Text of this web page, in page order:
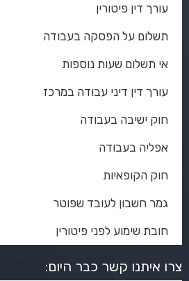
עורך דין פיטורין
תשלום על הפסקה בעבודה
אי תשלום שעות נוספות
עורך דין דיני עבודה במרכז
חוק ישיבה בעבודה
אפליה בעבודה
חוק הקופאיות
גמר חשבון לעובד שפוטר
חובת שימוע לפני פיטורין
צרו איתנו קשר כבר היום: